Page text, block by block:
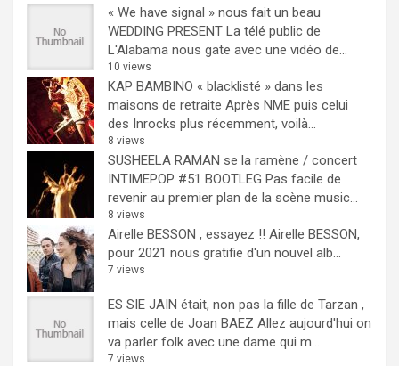
« We have signal » nous fait un beau
WEDDING PRESENT La télé public de
L'Alabama nous gate avec une vidéo de...
10 views
KAP BAMBINO « blacklisté » dans les
maisons de retraite Après NME puis celui
des Inrocks plus récemment, voilà...
8 views
SUSHEELA RAMAN se la ramène / concert
INTIMEPOP #51 BOOTLEG Pas facile de
revenir au premier plan de la scène music...
8 views
Airelle BESSON , essayez !! Airelle BESSON,
pour 2021 nous gratifie d'un nouvel alb...
7 views
ES SIE JAIN était, non pas la fille de Tarzan ,
mais celle de Joan BAEZ Allez aujourd'hui on
va parler folk avec une dame qui m...
7 views